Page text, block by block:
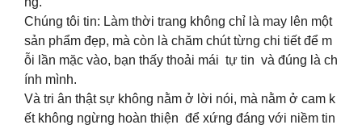
Chúng tôi tin: Làm thời trang không chỉ là may lên một
sản phẩm đẹp, mà còn là chăm chút từng chi tiết để m
ỗi lần mặc vào, bạn thấy thoải mái tự tin và đúng là ch
ính mình.
Và tri ân thật sự không nằm ở lời nói, mà nằm ở cam k
ết không ngừng hoàn thiện để xứng đáng với niềm tin